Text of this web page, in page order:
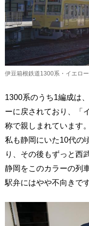
伊豆箱根鉄道1300系・イエロ
1300系のうち1編成は
ーに戻されており、「
称で親しまれています。
私も静岡にいた10代の
り、その後もずっと西
静岡をこのカラーの列
駅弁にはやや不向きで